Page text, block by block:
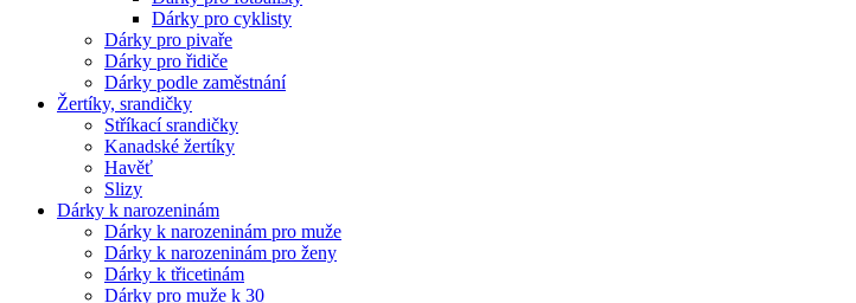
Dárky pro cyklisty
Dárky pro pivaře
Dárky pro řidiče
Dárky podle zaměstnání
Žertíky, srandičky
Stříkací srandičky
Kanadské žertíky
Havěť
Slizy
Dárky k narozeninám
Dárky k narozeninám pro muže
Dárky k narozeninám pro ženy
Dárky k třicetinám
Dárky pro muže k 30